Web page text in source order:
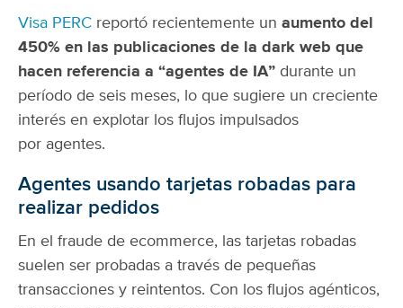
Visa PERC reportó recientemente un aumento del
450% en las publicaciones de la dark web que
hacen referencia a “agentes de IA” durante un
período de seis meses, lo que sugiere un creciente
interés en explotar los flujos impulsados
por agentes.
Agentes usando tarjetas robadas para
realizar pedidos
En el fraude de ecommerce, las tarjetas robadas
suelen ser probadas a través de pequeñas
transacciones y reintentos. Con los flujos agénticos,